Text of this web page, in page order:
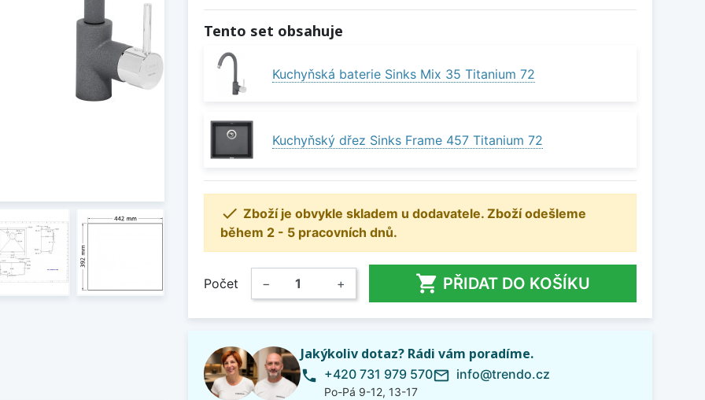
Tento set obsahuje
Kuchyňská baterie Sinks Mix 35 Titanium 72
Kuchyňský dřez Sinks Frame 457 Titanium 72
 Zboží je obvykle skladem u dodavatele. Zboží odešleme
během 2 - 5 pracovních dnů.
Počet − +  PŘIDAT DO KOŠÍKU
Jakýkoliv dotaz? Rádi vám poradíme.
phone +420 731 979 570
Po-Pá 9-12, 13-17
mail_outline info@trendo.cz